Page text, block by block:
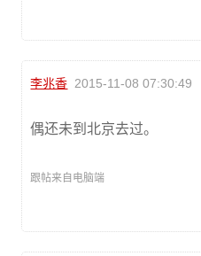
李兆香 2015-11-08 07:30:49
偶还未到北京去过。
跟帖来自电脑端